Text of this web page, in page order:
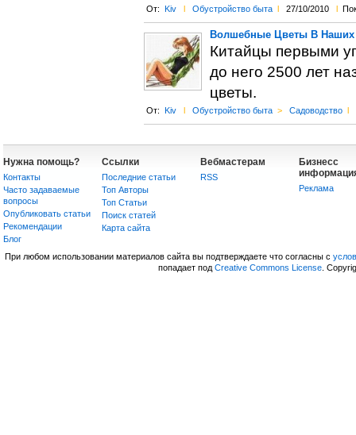
От: Kiv l Обустройство быта l 27/10/2010 l
Волшебные Цветы В Наших
Китайцы первыми
до него 2500 лет
цветы.
От: Kiv l Обустройство быта > Садоводство l
Нужна помощь?
Контакты
Часто задаваемые
вопросы
Опубликовать статьи
Рекомендации
Блог
Ссылки
Последние статьи
Топ Авторы
Топ Статьи
Поиск статей
Карта сайта
Вебмастерам
RSS
Бизнесс
Реклама
При любом использовании материалов сайта вы подтверждаете что согласны с
попадает под Creative Commons License.